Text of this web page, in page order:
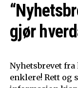
gjør
Nyhetsbrevet
enklere! Rett og